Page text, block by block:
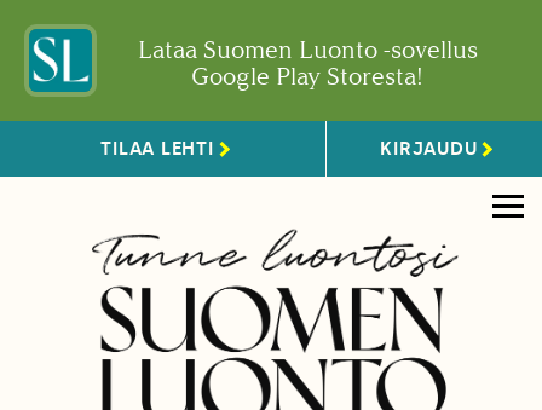
Lataa Suomen Luonto -sovellus
Google Play Storesta!
TILAA LEHTI KIRJAUDU